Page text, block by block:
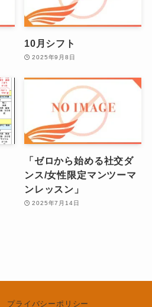
10月シフト
2025年9月8日
「ゼロから始める社交ダ
ンス/女性限定マンツーマ
ンレッスン」
2025年7月14日
プライバシーポリシー